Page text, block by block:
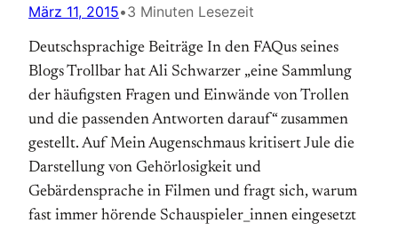
März 11, 2015•3 Minuten Lesezeit
Deutschsprachige Beiträge In den FAQus seines
Blogs Trollbar hat Ali Schwarzer „eine Sammlung
der häufigsten Fragen und Einwände von Trollen
und die passenden Antworten darauf“ zusammen
gestellt. Auf Mein Augenschmaus kritisert Jule die
Darstellung von Gehörlosigkeit und
Gebärdensprache in Filmen und fragt sich, warum
fast immer hörende Schauspieler_innen eingesetzt